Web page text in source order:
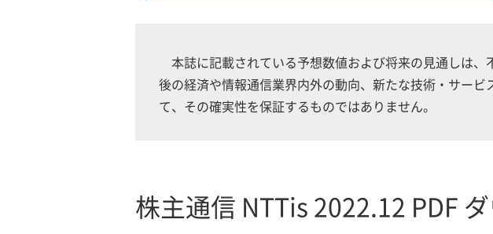
本誌に記載されている予想数値および将来の見通しは
後の経済や情報通信業界内外の動向、新たな技術・サー
て、その確実性を保証するものではありません。
株主通信 NTTis 2022.12 PDF